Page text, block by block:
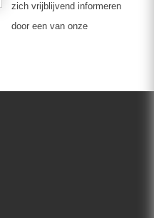
zich vrijblijvend informeren
door een van onze